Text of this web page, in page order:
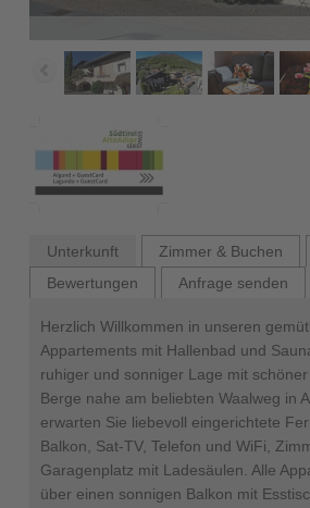
Unterkunft Zimmer & Buchen
Bewertungen
Anfrage senden
Herzlich Willkommen in unseren
Appartements mit Hallenbad und
ruhiger und sonniger Lage mit
Berge nahe am beliebten Waalweg in
erwarten Sie liebevoll eingerichtete
Balkon, Sat-TV, Telefon und WiFi,
Garagenplatz mit Ladesäulen. Alle
über einen sonnigen Balkon mit